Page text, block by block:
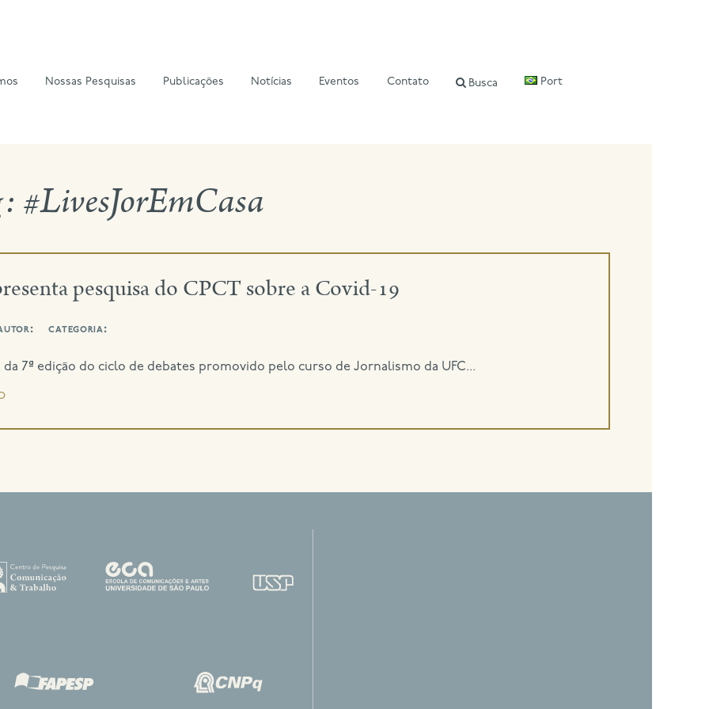
Nossas Pesquisas Publicações Notícias Eventos Contato Busca Port
#LivesJorEmCasa
pesquisa do CPCT sobre a Covid-19
categoria:
da 7ª edição do ciclo de debates promovido pelo curso de Jornalismo da UFC...